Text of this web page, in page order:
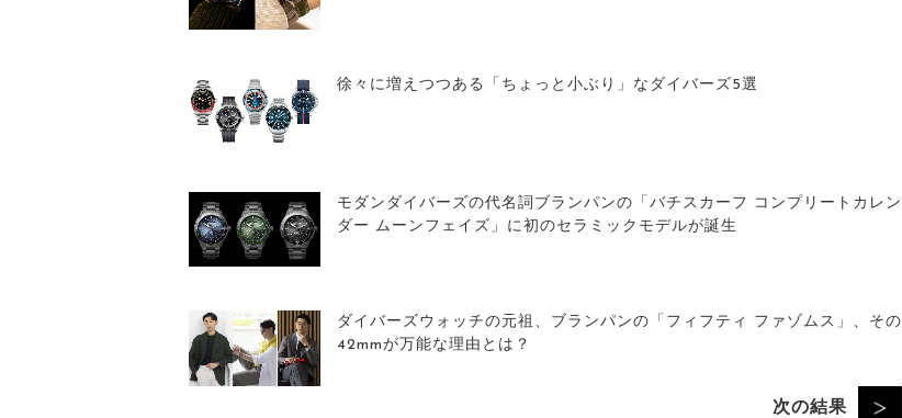
徐々に増えつつある「ちょっと小ぶり」なダイバーズ5選
モダンダイバーズの代名詞ブランパンの「バチスカーフ コンプリートカレン
ダー ムーンフェイズ」に初のセラミックモデルが誕生
ダイバーズウォッチの元祖、ブランパンの「フィフティ ファゾムス」、その
42mmが万能な理由とは？
次の結果